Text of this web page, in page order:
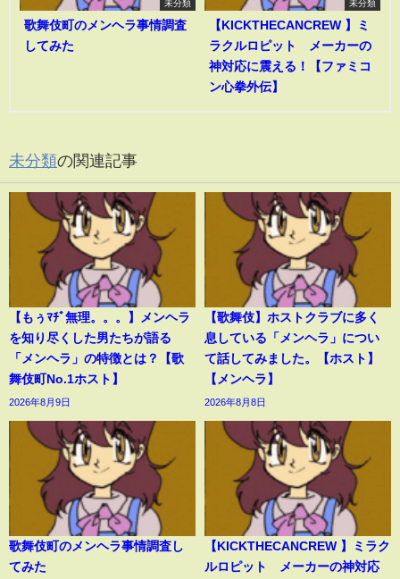
未分類
歌舞伎町のメンヘラ事情調査
してみた
未分類
【KICKTHECANCREW 】ミ
ラクルロピット メーカーの
神対応に震える！【ファミコ
ン心拳外伝】
未分類の関連記事
【もぅﾏﾁﾞ無理。。。】メンヘラ
を知り尽くした男たちが語る
「メンヘラ」の特徴とは？【歌
舞伎町No.1ホスト】
2026年8月9日
【歌舞伎】ホストクラブに多く
息している「メンヘラ」につい
て話してみました。【ホスト】
【メンヘラ】
2026年8月8日
歌舞伎町のメンヘラ事情調査し
てみた
【KICKTHECANCREW 】ミラク
ルロピット メーカーの神対応